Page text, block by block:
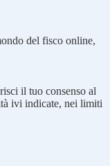
del fisco online,
il tuo consenso al
ivi indicate, nei limiti